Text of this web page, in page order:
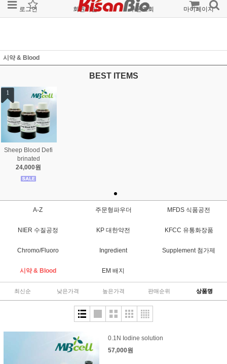
로그인 회원가입 주문조회 마이페이지
시약 & Blood
BEST ITEMS
1
Sheep Blood Defi
brinated
24,000원
A-Z 주문형파우더 MFDS 식품공전
NIER 수질공정 KP 대한약전 KFCC 유통화장품
Chromo/Fluoro Ingredient Supplement 첨가제
시약 & Blood EM 배지
최신순 낮은가격 높은가격 판매순위 상품명
0.1N Iodine solution
57,000원